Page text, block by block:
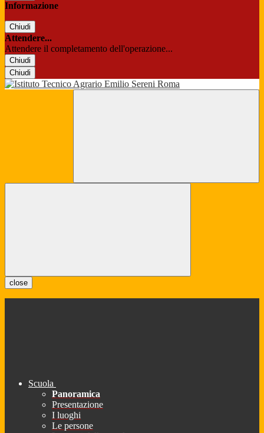
Informazione
Chiudi
Attendere...
Attendere il completamento dell'operazione...
Chiudi
Chiudi
close
Scuola
Panoramica
Presentazione
I luoghi
Le persone